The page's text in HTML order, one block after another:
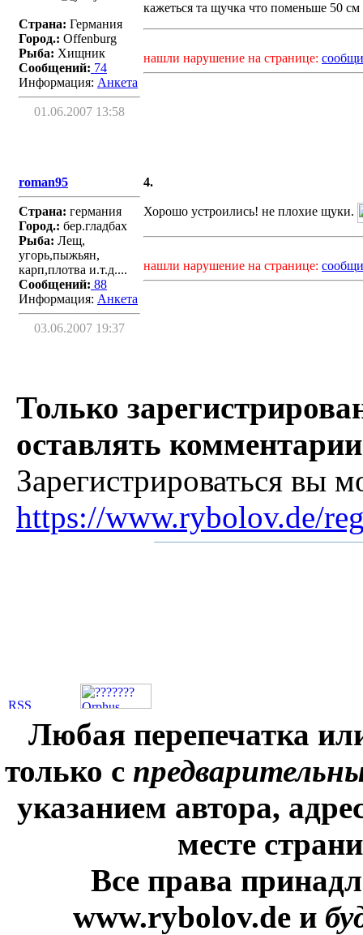
Страна: Германия
Город.: Offenburg
Рыба: Хищник
Сообщений: 74
Информация: Aнкета
01.06.2007 13:58
кажеться та щучка что поменьше 50 см
нашли нарушение на странице:
roman95
Страна: германия
Город.: бер.гладбах
Рыба: Лещ,
угорь,пыжьян,
карп,плотва и.т.д....
Сообщений: 88
Информация: Aнкета
03.06.2007 19:37
4.
Хорошо устроились! не плохие щуки.
нашли нарушение на странице:
Только
оставлять
Зарегистрироваться вы
https://www.rybolov.de/
Любая перепечатка
только с
указанием автора,
месте
Все права
www.rybolov.de и